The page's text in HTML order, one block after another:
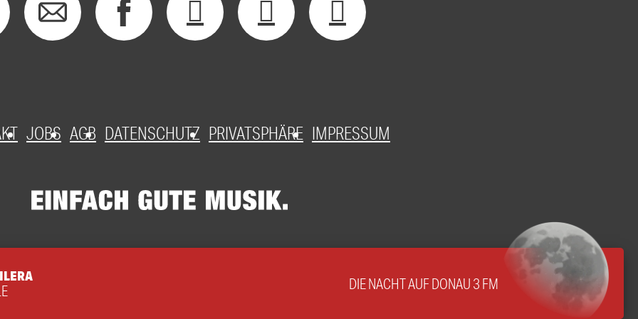
JOBS AGB DATENSCHUTZ PRIVATSPHÄRE IMPRESSUM
DIE NACHT AUF DONAU 3 FM